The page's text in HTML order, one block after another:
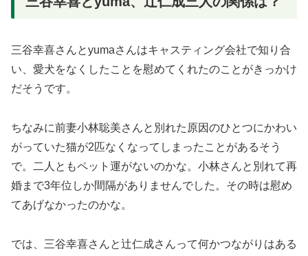
三谷幸喜さんとyumaさんはキャスティング会社で知り合
い、愛犬をなくしたことを慰めてくれたのことがきっかけ
だそうです。
ちなみに前妻小林聡美さんと別れた原因のひとつにかわい
がっていた猫が2匹なくなってしまったことがあるそう
で。二人ともペット運がないのかな。小林さんと別れて再
婚まで3年位しか間隔がありませんでした。その時は慰め
てあげなかったのかな。
では、三谷幸喜さんと辻仁成さんって何かつながりはある